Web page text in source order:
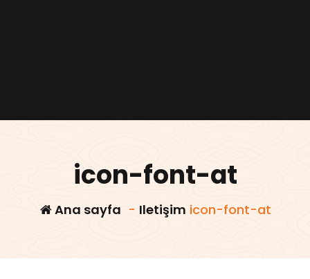
icon-font-at
Ana sayfa - Iletişim icon-font-at